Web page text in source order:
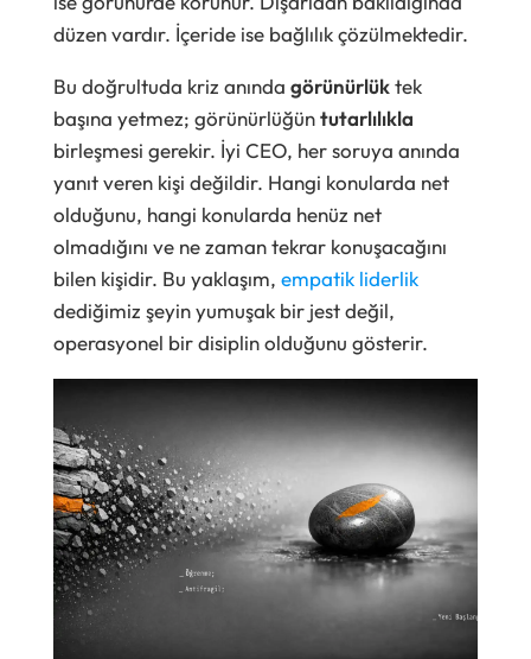
düzen vardır. İçeride ise bağlılık çözülmektedir.
Bu doğrultuda kriz anında görünürlüktek
başına yetmez; görünürlüğüntutarlılıkla
birleşmesi gerekir. İyi CEO, her soruya anında
yanıt veren kişi değildir. Hangi konularda net
olduğunu, hangi konularda henüz net
olmadığını ve ne zaman tekrar konuşacağını
bilen kişidir. Bu yaklaşım, empatik liderlik
dediğimiz şeyin yumuşak bir jest değil,
operasyonel bir disiplin olduğunu gösterir.